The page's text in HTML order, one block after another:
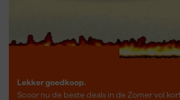
Lekker goedkoop.
Scoor nu de beste deals in de Zomer vol